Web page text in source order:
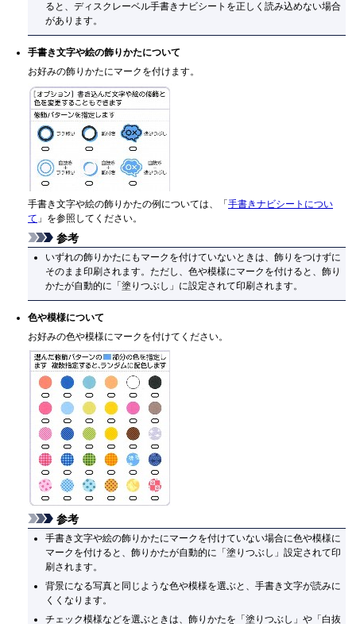
ると、ディスクレーベル手書きナビシートを正しく読み込めない場合
があります。
手書き文字や絵の飾りかたについて
お好みの飾りかたにマークを付けます。
手書き文字や絵の飾りかたの例については、「手書きナビシートについ
て 」を参照してください。
参考
いずれの飾りかたにもマークを付けていないときは、飾りをつけずに
そのまま印刷されます。ただし、色や模様にマークを付けると、飾り
かたが自動的に「塗りつぶし」に設定されて印刷されます。
色や模様について
お好みの色や模様にマークを付けてください。
参考
手書き文字や絵の飾りかたにマークを付けていない場合に色や模様に
マークを付けると、飾りかたが自動的に「塗りつぶし」設定されて印
刷されます。
背景になる写真と同じような色や模様を選ぶと、手書き文字が読みに
くくなります。
チェック模様などを選ぶときは、飾りかたを「塗りつぶし」や「白抜